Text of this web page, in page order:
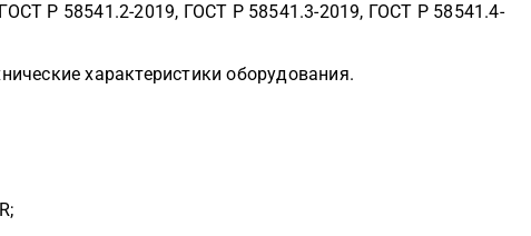
Р 58541.2-2019, ГОСТ Р 58541.3-2019, ГОСТ Р 58541.4-
характеристики оборудования.